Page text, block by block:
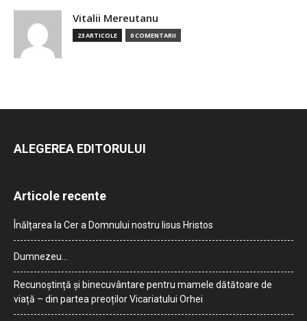
Vitalii Mereutanu
23 ARTICOLE 0 COMENTARII
ALEGEREA EDITORULUI
Articole recente
Înălțarea la Cer a Domnului nostru Iisus Hristos
Dumnezeu…
Recunoștință și binecuvântare pentru mamele dătătoare de
viață – din partea preoților Vicariatului Orhei